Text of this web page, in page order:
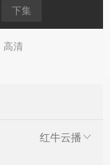
下集
高清
红牛云播